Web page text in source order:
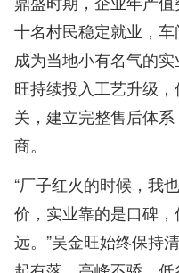
十名村民稳定就业，
成为当地小有名气的
旺持续投入工艺升级
关，建立完整售后体
商。
“厂子红火的时候，我
价，实业靠的是口碑
远。”吴金旺始终保持